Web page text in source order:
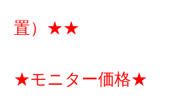
置）★★
★モニター価格★